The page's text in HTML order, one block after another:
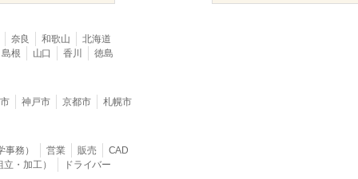
奈良 和歌山
北海道
島根
山口 香川 徳島
神戸市 京都市 札幌市
務） 営業 販売
CAD
・加工）
ドライバー